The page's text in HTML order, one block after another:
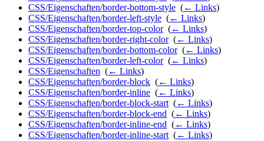
CSS/Eigenschaften/border-bottom-style (← Links)
CSS/Eigenschaften/border-left-style (← Links)
CSS/Eigenschaften/border-top-color‎ (← Links)
CSS/Eigenschaften/border-right-color‎ (← Links)
CSS/Eigenschaften/border-bottom-color‎ (← Links)
CSS/Eigenschaften/border-left-color‎ (← Links)
CSS/Eigenschaften (← Links)
CSS/Eigenschaften/border-block (← Links)
CSS/Eigenschaften/border-inline (← Links)
CSS/Eigenschaften/border-block-start (← Links)
CSS/Eigenschaften/border-block-end (← Links)
CSS/Eigenschaften/border-inline-end (← Links)
CSS/Eigenschaften/border-inline-start (← Links)